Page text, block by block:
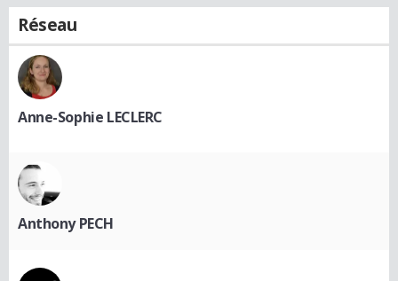
Réseau
Anne-Sophie LECLERC
Anthony PECH